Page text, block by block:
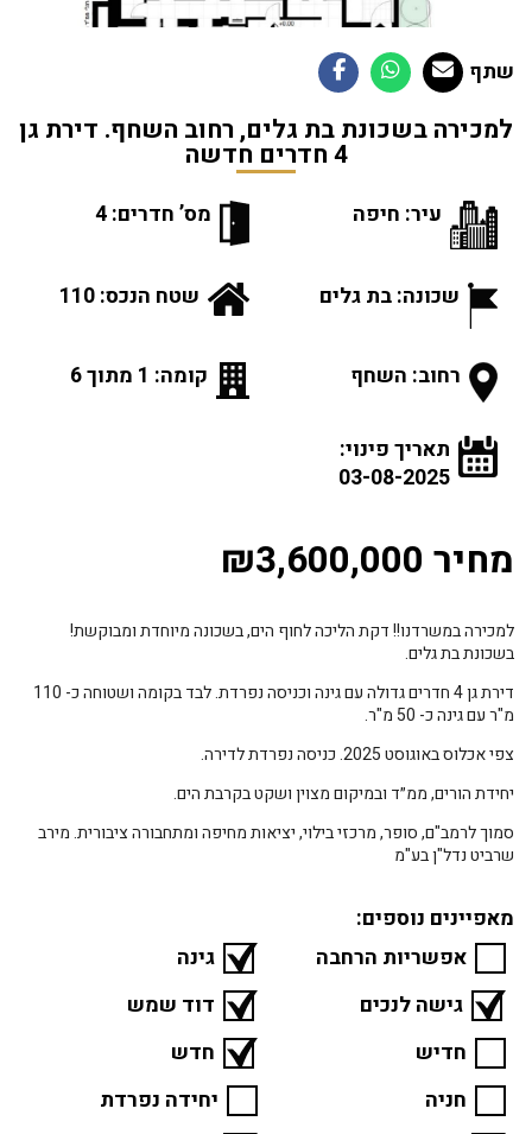
למכירה בשכונת בת גלים, רחוב השחף. דירת גן
4 חדרים חדשה
עיר: חיפה מס’ חדרים: 4
שכונה: בת גלים שטח הנכס: 110
רחוב: השחף קומה: 1 מתוך 6
תאריך פינוי:
03-08-2025
מחיר ₪3,600,000
למכירה במשרדנו!! דקת הליכה לחוף הים, בשכונה מיוחדת ומבוקשת!
בשכונת בת גלים.
דירת גן 4 חדרים גדולה עם גינה וכניסה נפרדת. לבד בקומה ושטוחה כ- 110
מ"ר עם גינה כ- 50 מ"ר.
צפי אכלוס באוגוסט 2025. כניסה נפרדת לדירה.
יחידת הורים, ממ״ד ובמיקום מצוין ושקט בקרבת הים.
סמוך לרמב"ם, סופר, מרכזי בילוי, יציאות מחיפה ומתחבורה ציבורית. מירב
שרביט נדל"ן בע"מ
שתף
מאפיינים נוספים:
אפשריות הרחבה
גינה
גישה לנכים
דוד שמש
חדיש
חדש
חניה
יחידה נפרדת